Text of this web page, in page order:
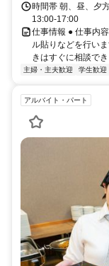
時間帯 朝、昼、夕
13:00-17:00
仕事情報 ● 仕事内
ル貼りなどを行い
きはすぐに相談で
主婦・主夫歓迎 学生歓迎
アルバイト・パート